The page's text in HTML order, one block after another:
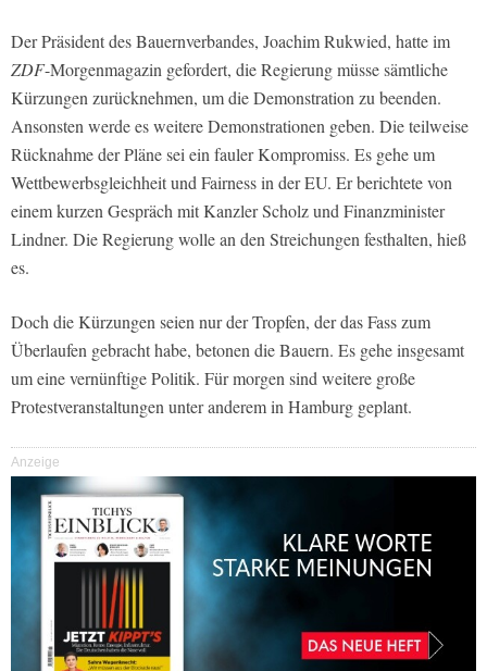
Der Präsident des Bauernverbandes, Joachim Rukwied, hatte im
ZDF-Morgenmagazin gefordert, die Regierung müsse sämtliche
Kürzungen zurücknehmen, um die Demonstration zu beenden.
Ansonsten werde es weitere Demonstrationen geben. Die teilweise
Rücknahme der Pläne sei ein fauler Kompromiss. Es gehe um
Wettbewerbsgleichheit und Fairness in der EU. Er berichtete von
einem kurzen Gespräch mit Kanzler Scholz und Finanzminister
Lindner. Die Regierung wolle an den Streichungen festhalten, hieß
es.
Doch die Kürzungen seien nur der Tropfen, der das Fass zum
Überlaufen gebracht habe, betonen die Bauern. Es gehe insgesamt
um eine vernünftige Politik. Für morgen sind weitere große
Protestveranstaltungen unter anderem in Hamburg geplant.
Anzeige